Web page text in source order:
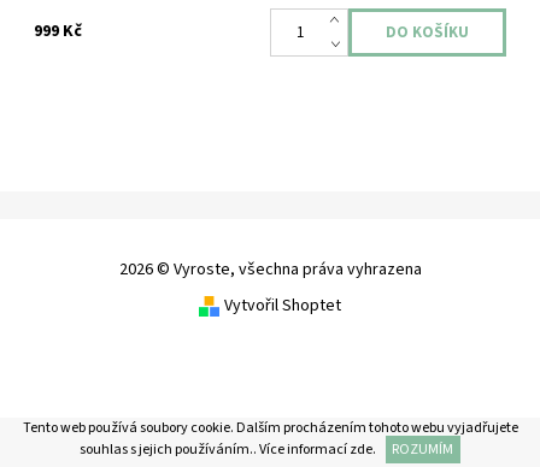
999 Kč
2026 © Vyroste, všechna práva vyhrazena
Vytvořil Shoptet
Tento web používá soubory cookie. Dalším procházením tohoto webu vyjadřujete
souhlas s jejich používáním.. Více informacízde. ROZUMÍM